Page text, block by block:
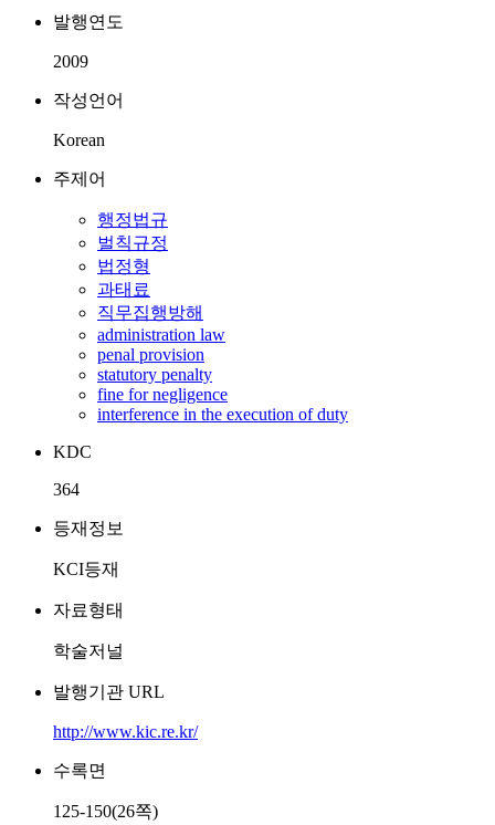
발행연도
2009
작성언어
Korean
주제어
행정법규
벌칙규정
법정형
과태료
직무집행방해
administration law
penal provision
statutory penalty
fine for negligence
interference in the execution of duty
KDC
364
등재정보
KCI등재
자료형태
학술저널
발행기관 URL
http://www.kic.re.kr/
수록면
125-150(26쪽)